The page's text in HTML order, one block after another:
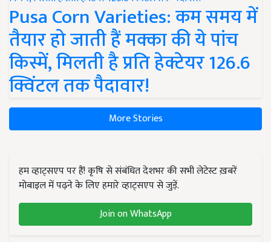
Pusa Corn Varieties: कम समय में
तैयार हो जाती हैं मक्का की ये पांच
किस्में, मिलती है प्रति हेक्टेयर 126.6
क्विंटल तक पैदावार!
More Stories
हम व्हाट्सएप पर हैं! कृषि से संबंधित देशभर की सभी लेटेस्ट ख़बरें
मोबाइल में पढ़ने के लिए हमारे व्हाट्सएप से जुड़ें.
Join on WhatsApp